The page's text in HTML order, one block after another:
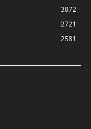
3872
2721
2581